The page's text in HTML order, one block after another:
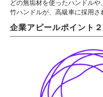
どの無垢材を使ったハンドル
竹ハンドルが、高級車に採用さ
企業アピールポイント２